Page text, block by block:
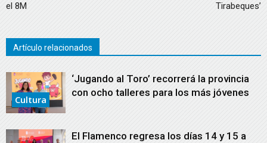
el 8M
Tirabeques’
Artículo relacionados
Cultura
‘Jugando al Toro’ recorrerá la provincia
con ocho talleres para los más jóvenes
El Flamenco regresa los días 14 y 15 a